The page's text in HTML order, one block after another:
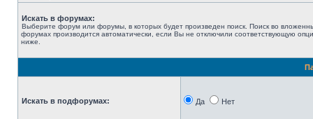
Искать в форумах:
Выберите форум или форумы, в которых будет произведен поиск. Поиск во
форумах производится автоматически, если Вы не отключили соответствующую
ниже.
Искать в подфорумах: Да Нет